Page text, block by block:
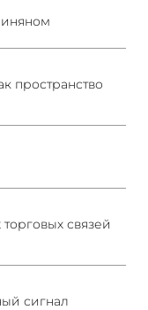
пространство
связей
сигнал